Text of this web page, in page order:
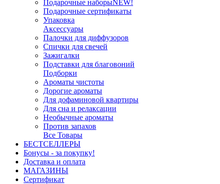
Подарочные наборыNEW!
Подарочные сертификаты
Упаковка
Аксессуары
Палочки для диффузоров
Спички для свечей
Зажигалки
Подставки для благовоний
Подборки
Ароматы чистоты
Дорогие ароматы
Для дофаминовой квартиры
Для сна и релаксации
Необычные ароматы
Против запахов
Все Товары
БЕСТСЕЛЛЕРЫ
Бонусы - за покупку!
Доставка и оплата
МАГАЗИНЫ
Cертификат